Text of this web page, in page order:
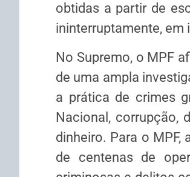
obtidas a partir de
ininterruptamente, em
No Supremo, o MPF
de uma ampla
a prática de crimes
Nacional, corrupção,
dinheiro. Para o MPF,
de centenas de